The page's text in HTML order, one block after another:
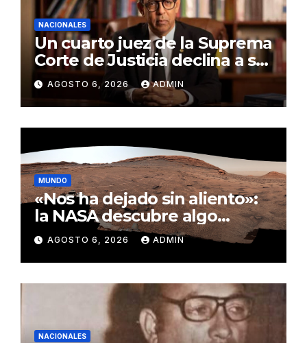
NACIONALES
Un cuarto juez de la Suprema
Corte de Justicia declina a ser
evaluado por el CNM
AGOSTO 6, 2026 ADMIN
MUNDO
«Nos ha dejado sin aliento»:
la NASA descubre algo
insólito en Marte
AGOSTO 6, 2026 ADMIN
NACIONALES